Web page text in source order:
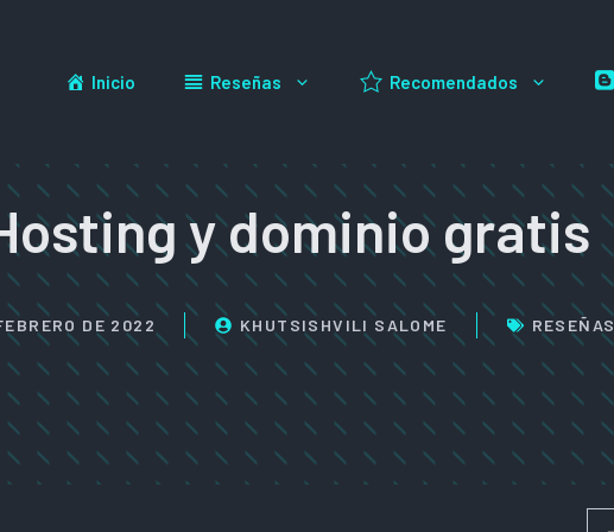
Inicio Reseñas Recomendados
y dominio gratis
DE 2022 KHUTSISHVILI SALOME RESEÑAS